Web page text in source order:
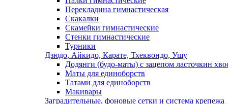
Перекладина гимнастическая
Скакалки
Скамейки гимнастические
Стенки гимнастические
Турники
Дзюдо, Айкидо, Карате, Тхеквондо, Ушу
Додянги (будо-маты) с зацепом ласточкин
Маты для единоборств
Татами для единоборств
Макивары
Заградительные, фоновые сетки и система крепежа